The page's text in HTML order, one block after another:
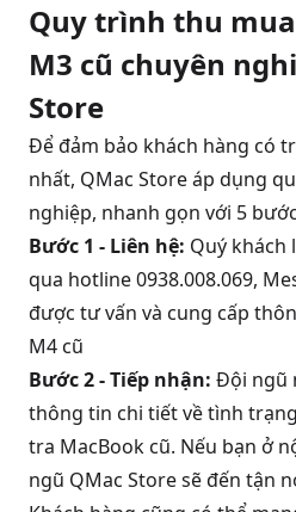
Quy trình thu
M3 cũ chuyên
Store
Để đảm bảo khách hàng có
nhất, QMac Store áp dụng
nghiệp, nhanh gọn với 5
Bước 1 - Liên hệ: Quý khách
qua hotline 0938.008.069,
được tư vấn và cung cấp
M4 cũ
Bước 2 - Tiếp nhận: Đội ngũ
thông tin chi tiết về tình
tra MacBook cũ. Nếu bạn ở
ngũ QMac Store sẽ đến tận